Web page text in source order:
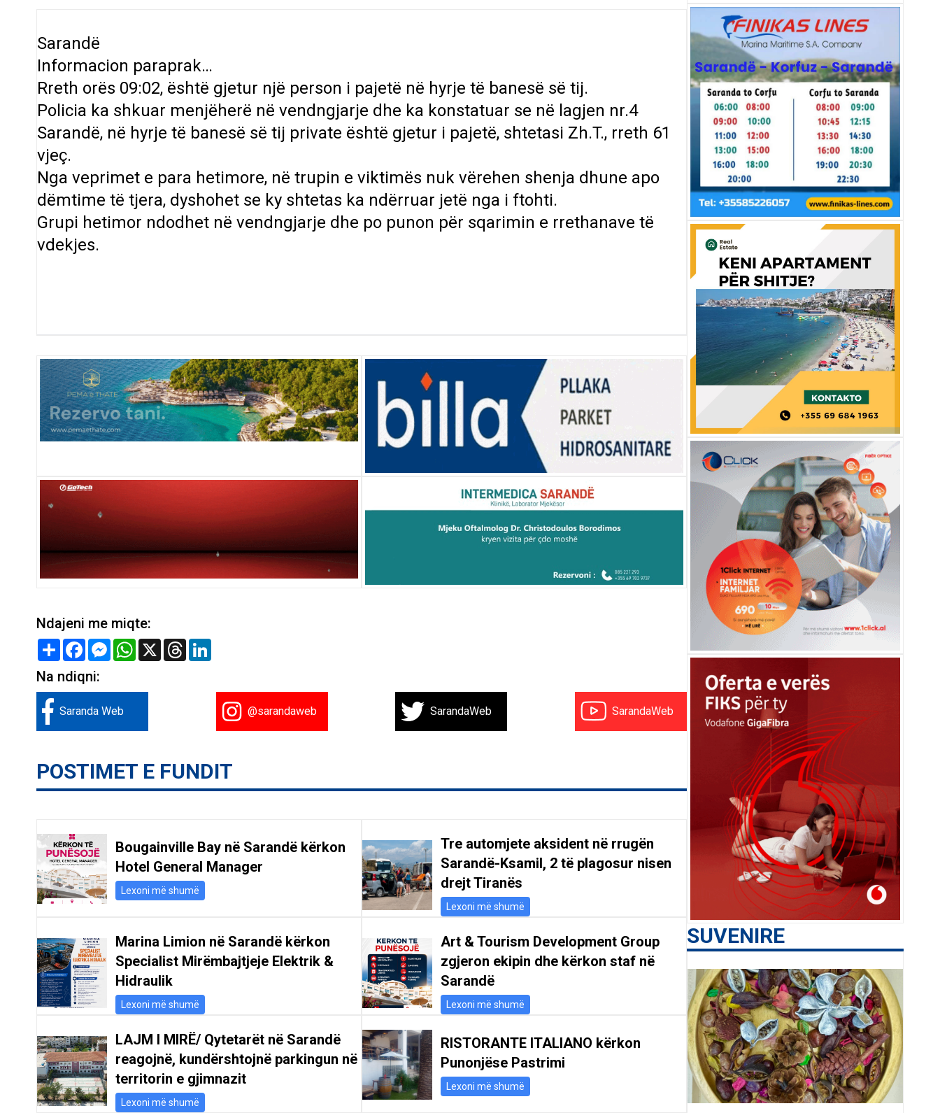
Sarandë
Informacion paraprak…
Rreth orës 09:02, është gjetur një person i pajetë në hyrje të banesë së tij.
Policia ka shkuar menjëherë në vendngjarje dhe ka konstatuar se në lagjen nr.4
Sarandë, në hyrje të banesë së tij private është gjetur i pajetë, shtetasi Zh.T., rreth 61
vjeç.
Nga veprimet e para hetimore, në trupin e viktimës nuk vërehen shenja dhune apo
dëmtime të tjera, dyshohet se ky shtetas ka ndërruar jetë nga i ftohti.
Grupi hetimor ndodhet në vendngjarje dhe po punon për sqarimin e rrethanave të
vdekjes.
Ndajeni me miqte:
Share FacebookMessenger
WhatsApp
X Threads
Na ndiqni:
Saranda Web @sarandaweb SarandaWeb SarandaWeb
POSTIMET E FUNDIT
Bougainville Bay në Sarandë kërkon
Hotel General Manager
Lexoni më shumë
Tre automjete aksident në rrugën
Sarandë-Ksamil, 2 të plagosur nisen
drejt Tiranës
Lexoni më shumë
Marina Limion në Sarandë kërkon
Specialist Mirëmbajtjeje Elektrik &
Hidraulik
Lexoni më shumë
Art & Tourism Development Group
zgjeron ekipin dhe kërkon staf në
Sarandë
Lexoni më shumë
LAJM I MIRË/ Qytetarët në Sarandë
reagojnë, kundërshtojnë parkingun në
territorin e gjimnazit
Lexoni më shumë
RISTORANTE ITALIANO kërkon
Punonjëse Pastrimi
Lexoni më shumë
SUVENIRE